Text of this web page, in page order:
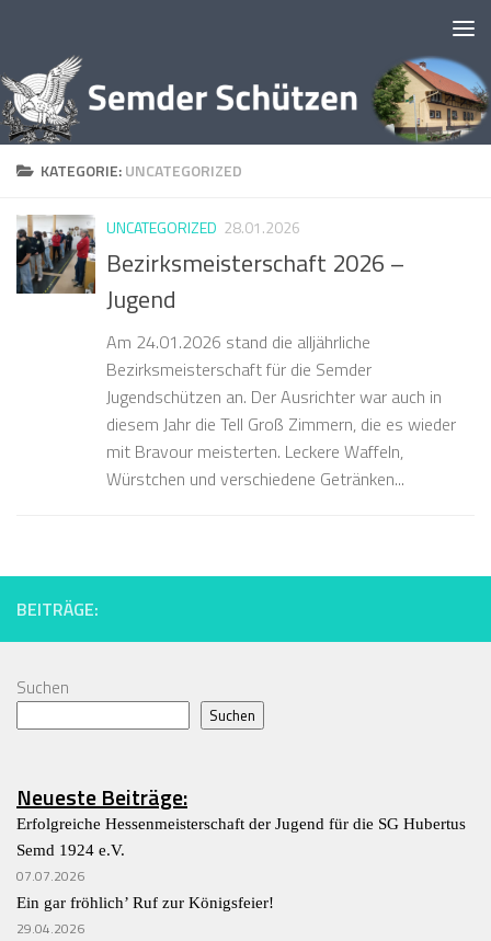
KATEGORIE:UNCATEGORIZED
UNCATEGORIZED 28.01.2026
Bezirksmeisterschaft 2026 –
Jugend
Am 24.01.2026 stand die alljährliche
Bezirksmeisterschaft für die Semder
Jugendschützen an. Der Ausrichter war auch in
diesem Jahr die Tell Groß Zimmern, die es wieder
mit Bravour meisterten. Leckere Waffeln,
Würstchen und verschiedene Getränken...
BEITRÄGE:
Suchen
Suchen
Neueste Beiträge:
Erfolgreiche Hessenmeisterschaft der Jugend für die SG Hubertus
Semd 1924 e.V.
07.07.2026
Ein gar fröhlich’ Ruf zur Königsfeier!
29.04.2026